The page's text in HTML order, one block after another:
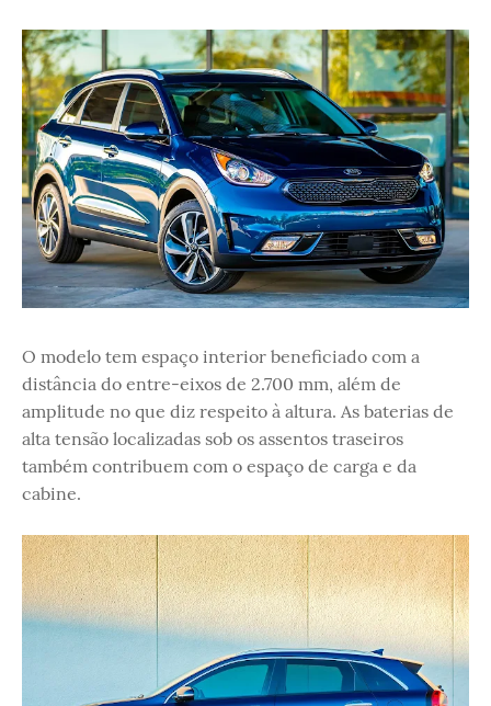
O modelo tem espaço interior beneficiado com a
distância do entre-eixos de 2.700 mm, além de
amplitude no que diz respeito à altura. As baterias de
alta tensão localizadas sob os assentos traseiros
também contribuem com o espaço de carga e da
cabine.